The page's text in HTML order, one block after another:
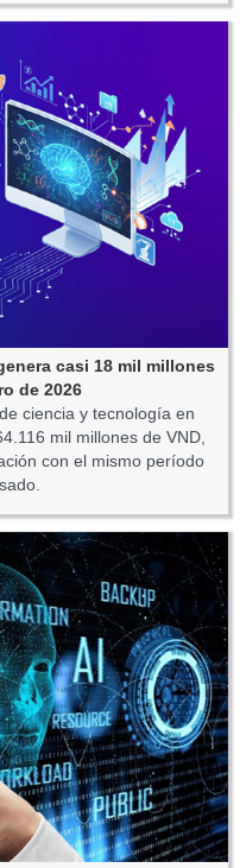
casi 18 mil millones
de 2026
ciencia y tecnología en
mil millones de VND,
con el mismo período